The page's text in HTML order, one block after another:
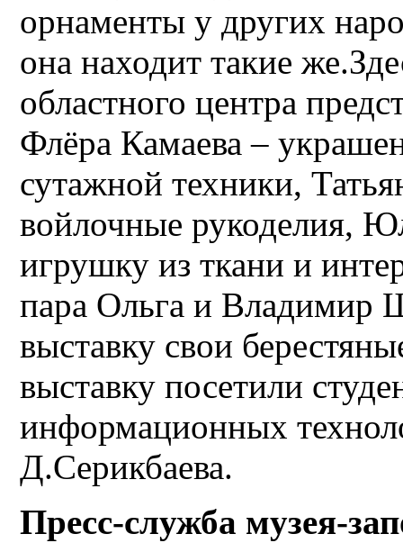
орнаменты у других
она находит такие
областного центра
Флёра Камаева –
сутажной техники,
войлочные рукоделия,
игрушку из ткани и
пара Ольга и Владимир
выставку свои
выставку посетили
информационных
Д.Серикбаева.
Пресс-служба музея-